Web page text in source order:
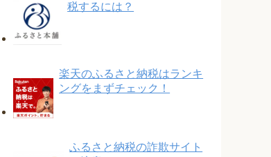
税するには？
楽天のふるさと納税はランキ
ングをまずチェック！
ふるさと納税の詐欺サイト